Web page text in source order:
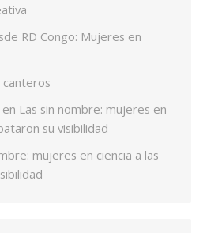
RD Congo: Mujeres en
canteros
en Las sin nombre: mujeres en
su visibilidad
mujeres en ciencia a las